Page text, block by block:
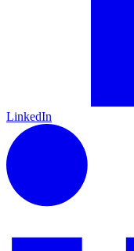
LinkedIn